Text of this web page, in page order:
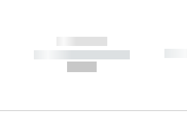
------------
----------- -----------